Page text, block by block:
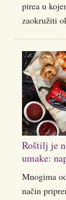
pirea u
zaokružiti
Roštilj je
umake:
Mnogima
način